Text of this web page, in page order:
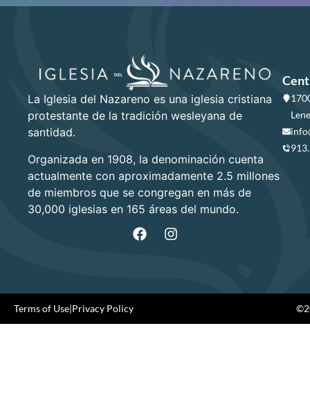
La Iglesia del Nazareno es una iglesia cristiana
protestante de la tradición wesleyana de
santidad.
Organizada en 1908, la denominación cuenta
actualmente con aproximadamente 2.5 millones
de miembros que se congregan en más de
30,000 iglesias en 165 áreas del mundo.
Terms of Use|Privacy Policy